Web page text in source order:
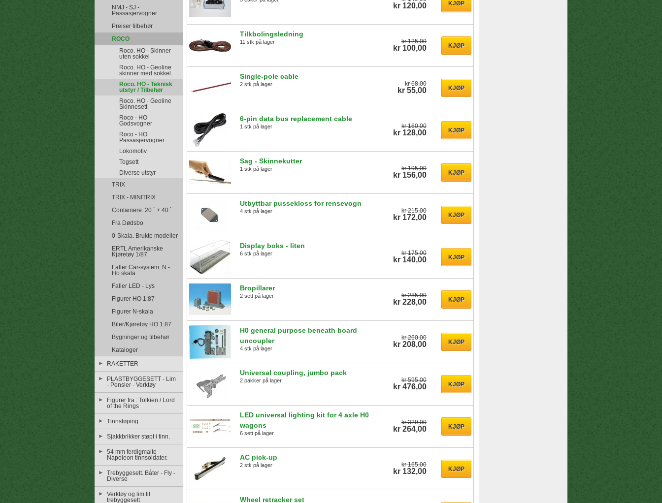
NMJ - SJ -
Passasjervogner
Preiser tilbehør
ROCO
Roco. HO - Skinner
uten sokkel
Roco. HO - Geoline
skinner med sokkel.
Roco. HO - Teknisk
utstyr / Tilbehør
Roco. HO - Geoline
Skinnesett
Roco - HO
Godsvogner
Roco - HO
Passasjervogner
Lokomotiv
Togsett
Diverse utstyr
TRIX
TRIX - MINITRIX
Containere. 20 ` + 40 `
Fra Dødsbo
0-Skala. Brukte modeller
ERTL Amerikanske
Kjøretøy 1/87
Faller Car-system. N -
Ho skala
Faller LED - Lys
Figurer HO 1:87
Figurer N-skala
Biler/Kjøretøy HO 1:87
Bygninger og tilbehør
Kataloger
RAKETTER
PLASTBYGGESETT - Lim
- Pensler - Verktøy
Figurer fra : Tolkien / Lord
of the Rings
Tinnstøping
Sjakkbrikker støpt i tinn.
54 mm ferdigmalte
Napoleon tinnsoldater.
Trebyggesett. Båter - Fly -
Diverse
Verktøy og lim til
trebyggesett
kr 120,00
Tilkbolingsledning
11 stk på lager kr 125,00
kr 100,00
Single-pole cable
2 stk på lager kr 68,00
kr 55,00
6-pin data bus replacement cable
1 stk på lager kr 160,00
kr 128,00
Sag - Skinnekutter
1 stk på lager kr 195,00
kr 156,00
Utbyttbar pussekloss for rensevogn
4 stk på lager kr 215,00
kr 172,00
Display boks - liten
6 stk på lager kr 175,00
kr 140,00
Bropillarer
2 sett på lager kr 285,00
kr 228,00
H0 general purpose beneath board
uncoupler
4 stk på lager
kr 260,00
kr 208,00
Universal coupling, jumbo pack
2 pakker på lager kr 595,00
kr 476,00
LED universal lighting kit for 4 axle H0
wagons
6 sett på lager
kr 329,00
kr 264,00
AC pick-up
2 stk på lager kr 165,00
kr 132,00
Wheel retracker set